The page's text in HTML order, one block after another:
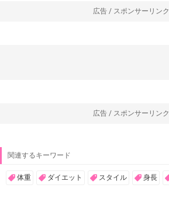
広告 / スポンサーリンク
広告 / スポンサーリンク
関連するキーワード
体重 ダイエット スタイル 身長